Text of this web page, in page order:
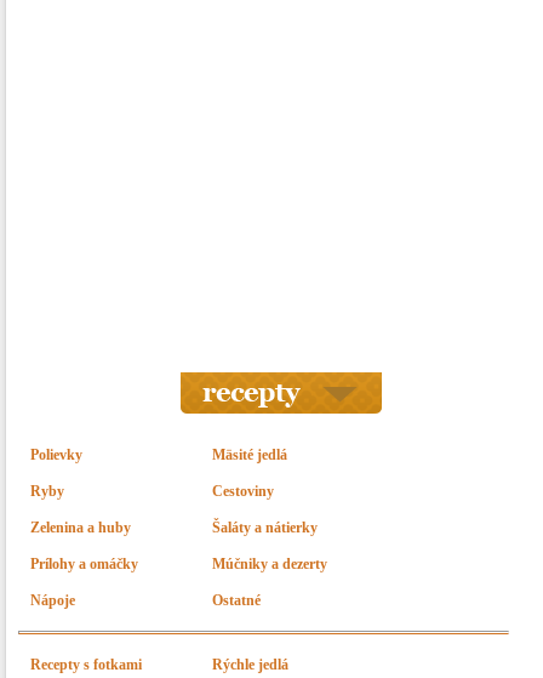
Polievky Mäsité jedlá
Ryby Cestoviny
Zelenina a huby Šaláty a nátierky
Prílohy a omáčky Múčniky a dezerty
Nápoje Ostatné
Recepty s fotkami Rýchle jedlá